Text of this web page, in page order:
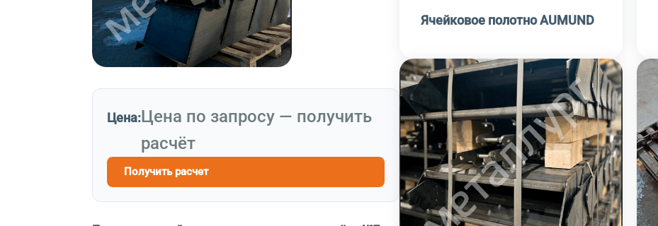
Цена:Цена по запросу — получить
расчёт
Получить расчет
Ячейковое полотно AUMUND